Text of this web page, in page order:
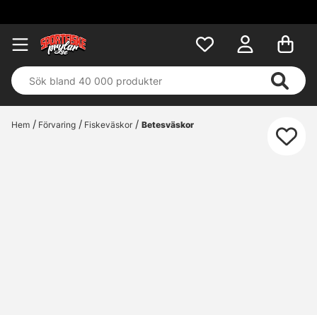
Hem Förvaring Fiskeväskor Betesväskor